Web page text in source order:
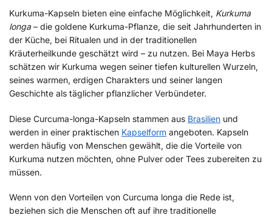
Kurkuma-Kapseln bieten eine einfache Möglichkeit, Kurkuma
longa– die goldene Kurkuma-Pflanze, die seit Jahrhunderten in
der Küche, bei Ritualen und in der traditionellen
Kräuterheilkunde geschätzt wird – zu nutzen. Bei Maya Herbs
schätzen wir Kurkuma wegen seiner tiefen kulturellen Wurzeln,
seines warmen, erdigen Charakters und seiner langen
Geschichte als täglicher pflanzlicher Verbündeter.
Diese Curcuma-longa-Kapseln stammen aus Brasilien und
werden in einer praktischen Kapselform angeboten. Kapseln
werden häufig von Menschen gewählt, die die Vorteile von
Kurkuma nutzen möchten, ohne Pulver oder Tees zubereiten zu
müssen.
Wenn von den Vorteilen von Curcuma longa die Rede ist,
beziehen sich die Menschen oft auf ihre traditionelle